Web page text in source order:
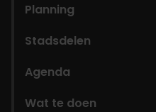
Planning
Stadsdelen
Agenda
Wat te doen